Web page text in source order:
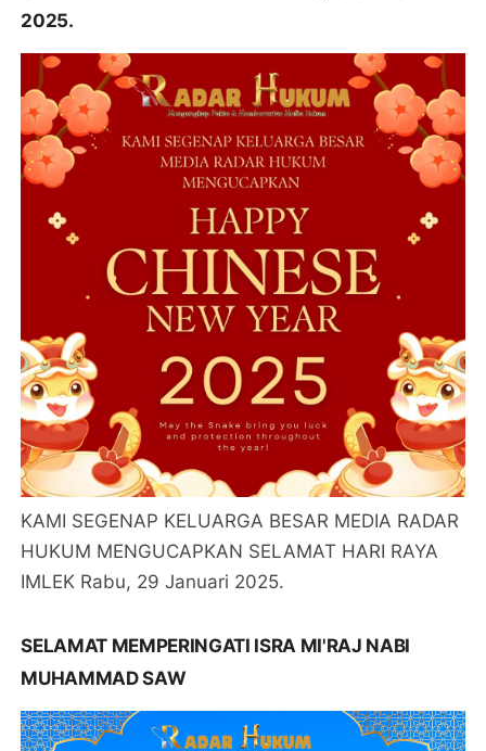
2025.
KAMI SEGENAP KELUARGA BESAR MEDIA RADAR
HUKUM MENGUCAPKAN SELAMAT HARI RAYA
IMLEK Rabu, 29 Januari 2025.
SELAMAT MEMPERINGATI ISRA MI'RAJ NABI
MUHAMMAD SAW